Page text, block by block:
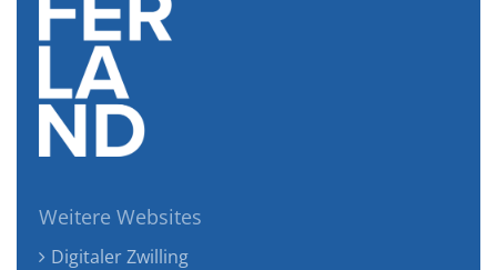
Weitere Websites
Digitaler Zwilling